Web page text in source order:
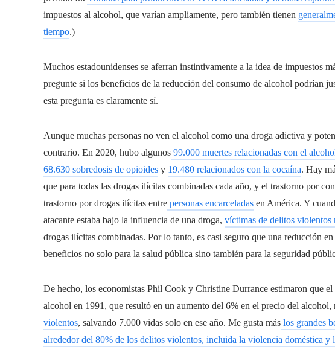
impuestos al alcohol, que varían ampliamente, pero también tienen
tiempo.)
Muchos estadounidenses se aferran instintivamente a la idea de impuestos
pregunte si los beneficios de la reducción del consumo de alcohol podrían
esta pregunta es claramente sí.
Aunque muchas personas no ven el alcohol como una droga adictiva y
contrario. En 2020, hubo algunos 99.000 muertes relacionadas con el
68.630 sobredosis de opioides y 19.480 relacionados con la cocaína. Hay
que para todas las drogas ilícitas combinadas cada año, y el trastorno por
trastorno por drogas ilícitas entre personas encarceladas en América. Y
atacante estaba bajo la influencia de una droga, víctimas de delitos violentos
drogas ilícitas combinadas. Por lo tanto, es casi seguro que una reducción
beneficios no solo para la salud pública sino también para la seguridad
De hecho, los economistas Phil Cook y Christine Durrance estimaron que el
alcohol en 1991, que resultó en un aumento del 6% en el precio del alcohol,
violentos, salvando 7.000 vidas solo en ese año. Me gusta más los grandes
alrededor del 80% de los delitos violentos, incluida la violencia doméstica y